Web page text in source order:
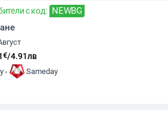
с код: NEWBG
€/4.91лв
,
Sameday